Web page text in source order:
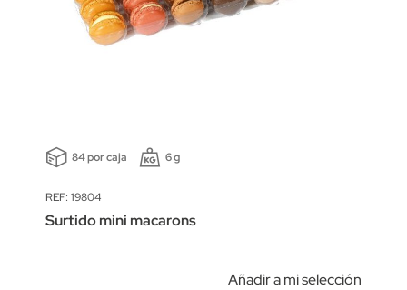
84 por caja 6 g
REF: 19804
Surtido mini macarons
Añadir a mi selección